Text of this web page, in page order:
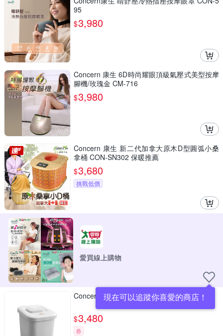
95
$3,980
Concern 康生 6D時尚耀眼頂級氣壓式美型按摩
腳機/玫瑰金 CM-716
$3,980
Concern 康生 新二代加拿大原木D型圓弧小桑
拿桶 CON-SN302 保暖推薦
$3,680
挑戰低價
愛買線上購物
現在可以追蹤你喜愛的商店！
Concern康生 智慧足浴泡腳機 CON-W370
$3,480
券